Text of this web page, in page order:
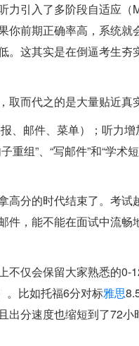
力引入了多阶段自适应（
前期正确率高，系统就
这其实是在倒逼考生夯
而代之的是大量贴近真
、邮件、菜单）；听力增
组”、“写邮件”和“学术
高分的时代结束了。考
，能不能在面试中流畅
不仅会保留大家熟悉的0-
。比如托福6分对标雅思
分速度也缩短到了72